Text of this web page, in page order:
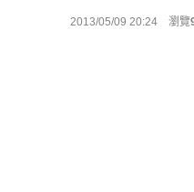
2013/05/09 20:24 瀏覽